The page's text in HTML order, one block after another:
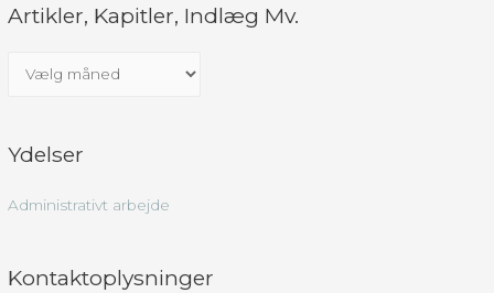
Artikler, Kapitler, Indlæg Mv.
i
l
r
Ydelser
Administrativt arbejde
Kontaktoplysninger